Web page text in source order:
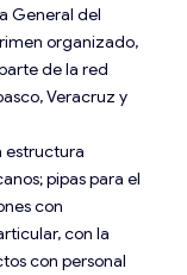
General del
organizado,
de la red
Veracruz y
estructura
pipas para el
con
con la
con personal